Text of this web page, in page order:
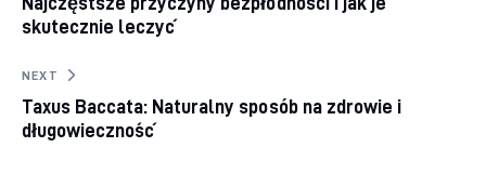
skutecznie leczyć
NEXT
Taxus Baccata: Naturalny sposób na zdrowie i
długowieczność